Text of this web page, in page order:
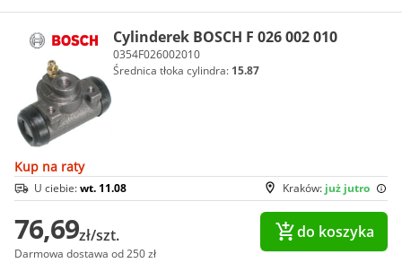
Cylinderek BOSCH F 026 002 010
0354F026002010
Średnica tłoka cylindra: 15.87
Kup na raty
Kraków: już jutro
U ciebie:wt. 11.08
76,69zł/szt.
Darmowa dostawa od 250 zł
do koszyka